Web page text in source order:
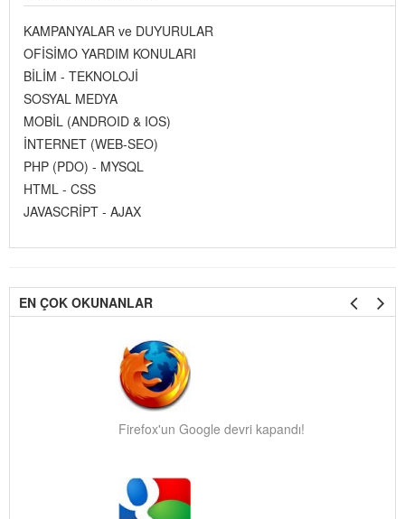
KAMPANYALAR ve DUYURULAR
OFİSİMO YARDIM KONULARI
BİLİM - TEKNOLOJİ
SOSYAL MEDYA
MOBİL (ANDROID & IOS)
İNTERNET (WEB-SEO)
PHP (PDO) - MYSQL
HTML - CSS
JAVASCRİPT - AJAX
EN ÇOK OKUNANLAR
Firefox'un Google devri kapandı!